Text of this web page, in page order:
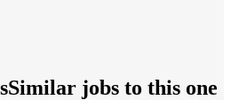
Similar jobs to this one